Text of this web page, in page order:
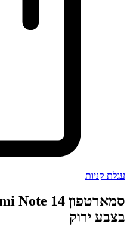
עגלת קניות
בצבע ירוק